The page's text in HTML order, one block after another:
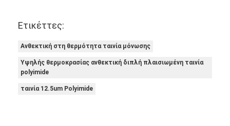
Ετικέττες:
Ανθεκτική στη θερμότητα ταινία μόνωσης
Υψηλής θερμοκρασίας ανθεκτική διπλή πλαισιωμένη ταινία
polyimide
ταινία 12.5um Polyimide